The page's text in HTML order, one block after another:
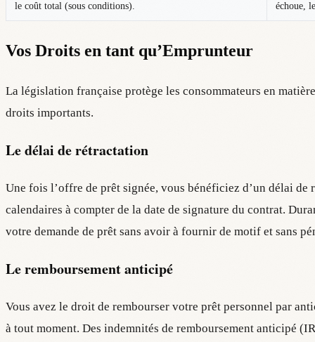
le coût total (sous conditions).
échoue,
Vos Droits en tant qu’Emprunteur
La législation française protège les consommateurs en
droits importants.
Le délai de rétractation
Une fois l’offre de prêt signée, vous bénéficiez d’un délai
calendaires à compter de la date de signature du contrat.
votre demande de prêt sans avoir à fournir de motif et sans
Le remboursement anticipé
Vous avez le droit de rembourser votre prêt personnel par
à tout moment. Des indemnités de remboursement anticipé